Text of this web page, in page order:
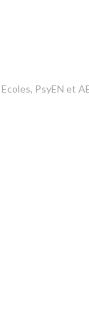
PsyEN et